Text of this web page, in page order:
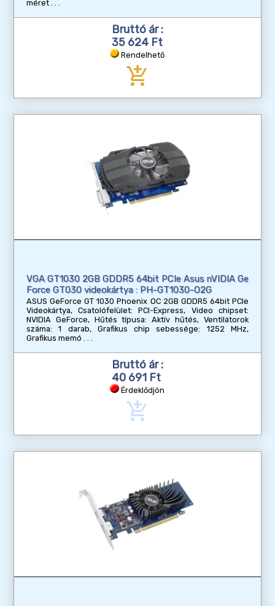
méret
Bruttó ár :
35 624 Ft
Rendelhető
add_shopping_cart
VGA GT1030 2GB GDDR5 64bit PCIe Asus nVIDIA Ge
Force GT030 videokártya : PH-GT1030-O2G
ASUS GeForce GT 1030 Phoenix OC 2GB GDDR5 64bit PCIe
Videokártya, Csatolófelület: PCI-Express, Video chipset:
NVIDIA GeForce, Hűtés típusa: Aktív hűtés, Ventilátorok
száma: 1 darab, Grafikus chip sebessége: 1252 MHz,
Grafikus memó
Bruttó ár :
40 691 Ft
Érdeklődjön
add_shopping_cart